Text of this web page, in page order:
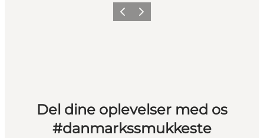
Forrige billede
Næste billede
Del dine oplevelser med os
#danmarkssmukkeste